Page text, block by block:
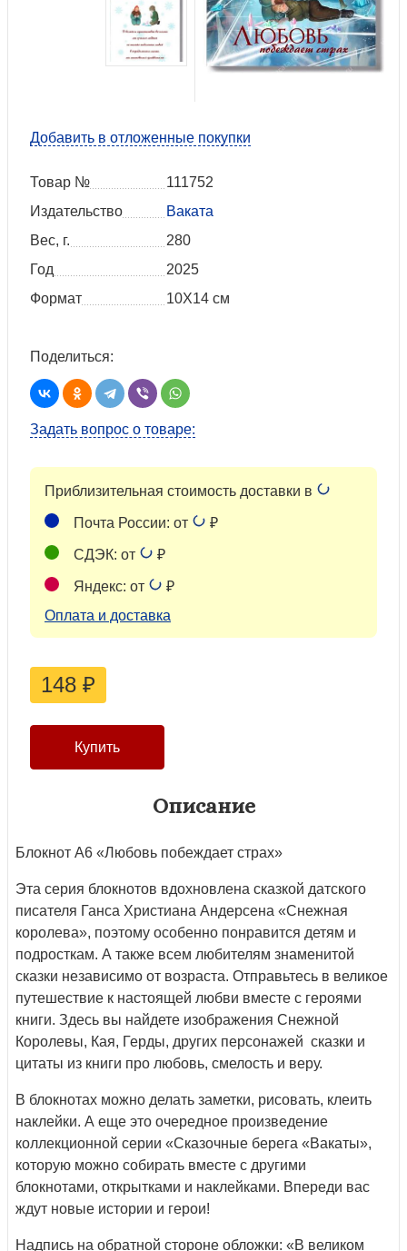
Добавить в отложенные покупки
Товар №
111752
Издательство
Ваката
Вес, г.
280
Год
2025
Формат
10Х14 см
Поделиться:
Задать вопрос о товаре:
Приблизительная стоимость доставки в
Почта России: от ₽
СДЭК: от ₽
Яндекс: от
₽
Оплата и доставка
148 ₽
Описание
Блокнот А6 «Любовь побеждает страх»
Эта серия блокнотов вдохновлена сказкой датского
писателя Ганса Христиана Андерсена «Снежная
королева», поэтому особенно понравится детям и
подросткам. А также всем любителям знаменитой
сказки независимо от возраста. Отправьтесь в великое
путешествие к настоящей любви вместе с героями
книги. Здесь вы найдете изображения Снежной
Королевы, Кая, Герды, других персонажей сказки и
цитаты из книги про любовь, смелость и веру.
В блокнотах можно делать заметки, рисовать, клеить
наклейки. А еще это очередное произведение
коллекционной серии «Сказочные берега «Вакаты»,
которую можно собирать вместе с другими
блокнотами, открытками и наклейками. Впереди вас
ждут новые истории и герои!
Надпись на обратной стороне обложки: «В великом